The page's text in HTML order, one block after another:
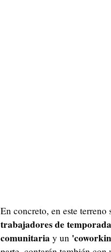
En concreto, en este terreno
trabajadores de temporada
comunitariay un